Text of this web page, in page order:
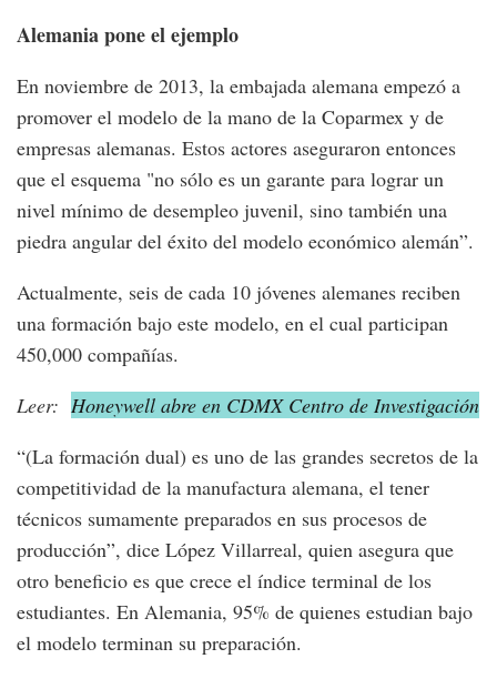
Alemania pone el ejemplo
En noviembre de 2013, la embajada alemana empezó a
promover el modelo de la mano de la Coparmex y de
empresas alemanas. Estos actores aseguraron entonces
que el esquema "no sólo es un garante para lograr un
nivel mínimo de desempleo juvenil, sino también una
piedra angular del éxito del modelo económico alemán”.
Actualmente, seis de cada 10 jóvenes alemanes reciben
una formación bajo este modelo, en el cual participan
450,000 compañías.
Leer: Honeywell abre en CDMX Centro de Investigación
“(La formación dual) es uno de las grandes secretos de la
competitividad de la manufactura alemana, el tener
técnicos sumamente preparados en sus procesos de
producción”, dice López Villarreal, quien asegura que
otro beneficio es que crece el índice terminal de los
estudiantes. En Alemania, 95% de quienes estudian bajo
el modelo terminan su preparación.